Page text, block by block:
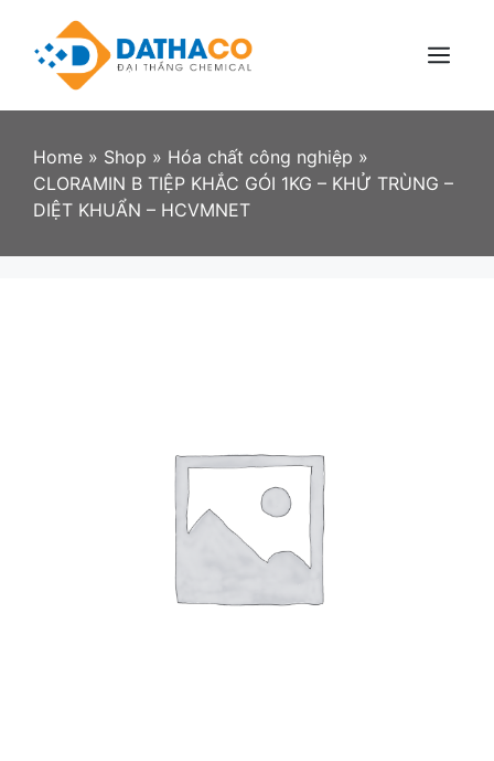
content
Menu
Home » Shop » Hóa chất công nghiệp »
CLORAMIN B TIỆP KHẮC GÓI 1KG – KHỬ TRÙNG –
DIỆT KHUẨN – HCVMNET